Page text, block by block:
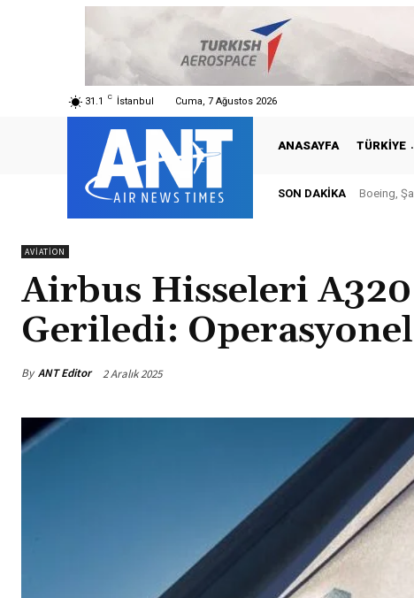
31.1 C İstanbul Cuma, 7 Ağustos 2026
ANASAYFA TÜRKIYE
SON DAKIKA Boeing,
AVIATION
Airbus Hisseleri A320
Geriledi:
By ANT Editor 2 Aralık 2025